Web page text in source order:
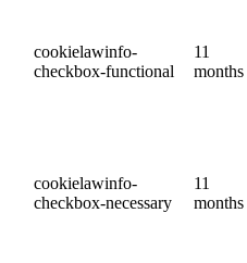
cookielawinfo-
checkbox-functional
11
months
cookielawinfo-
checkbox-necessary
11
months